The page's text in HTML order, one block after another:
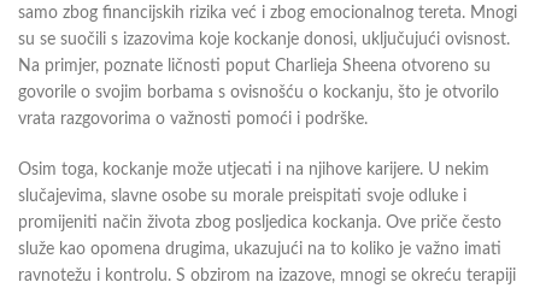
samo zbog financijskih rizika već i zbog emocionalnog tereta. Mnogi
su se suočili s izazovima koje kockanje donosi, uključujući ovisnost.
Na primjer, poznate ličnosti poput Charlieja Sheena otvoreno su
govorile o svojim borbama s ovisnošću o kockanju, što je otvorilo
vrata razgovorima o važnosti pomoći i podrške.
Osim toga, kockanje može utjecati i na njihove karijere. U nekim
slučajevima, slavne osobe su morale preispitati svoje odluke i
promijeniti način života zbog posljedica kockanja. Ove priče često
služe kao opomena drugima, ukazujući na to koliko je važno imati
ravnotežu i kontrolu. S obzirom na izazove, mnogi se okreću terapiji